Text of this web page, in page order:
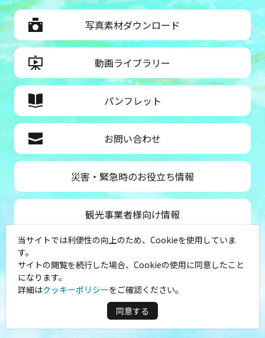
写真素材ダウンロード
動画ライブラリー
パンフレット
お問い合わせ
災害・緊急時のお役立ち情報
観光事業者様向け情報
公益社団法人神奈川県観光協会
〒231-8521
神奈川県横浜市中区山下町１
（シルクセンター内）
当サイトでは利便性の向上のため、Cookieを使用していま
す。
サイトの閲覧を続行した場合、Cookieの使用に同意したこと
になります。
詳細はクッキーポリシーをご確認ください。
同意する